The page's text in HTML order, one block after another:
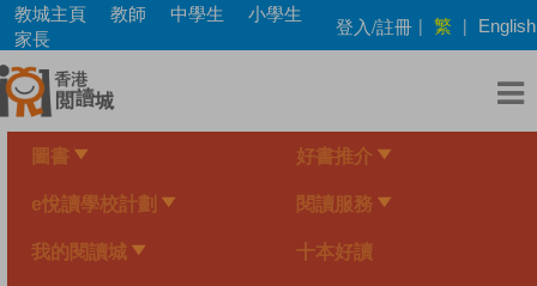
Skip
main
content
教城主頁 教師 中學生
小學生
家長
登入/註冊 | 繁 | English
圖書 好書推介
e悅讀學校計劃 閱讀服務
我的閱讀城 十本好讀